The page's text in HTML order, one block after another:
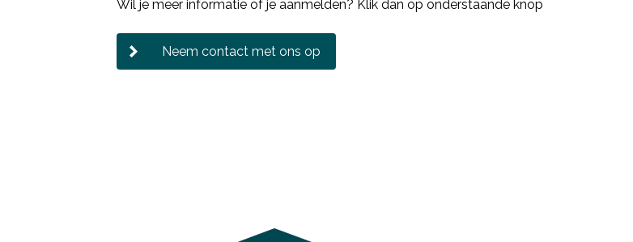
Wil je meer informatie of je aanmelden? Klik dan op onderstaande knop
Neem contact met ons op